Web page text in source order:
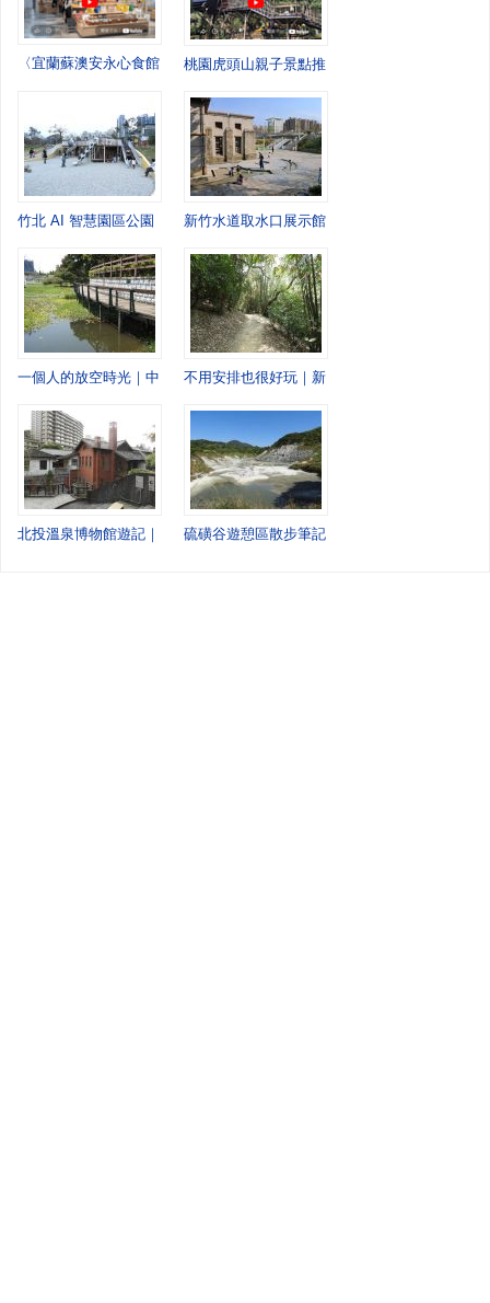
〈宜蘭蘇澳安永心食館遊記｜在海洋互動樂園玩一整天，寓教於樂又好拍〉
桃園虎頭山親子景點推薦—奧爾森林學堂探訪記
竹北 AI 智慧園區公園｜城市移動間，忽然停下來的一站
新竹水道取水口展示館｜一個午後，走進老水道
一個人的放空時光｜中壢青塘園慢慢走不用安排也很好玩｜新竹高峰植物園的慢慢散步
北投溫泉博物館遊記｜走進百年日式建築，感受北投溫泉的前世今生
硫磺谷遊憩區散步筆記：走進北投最原始的風景